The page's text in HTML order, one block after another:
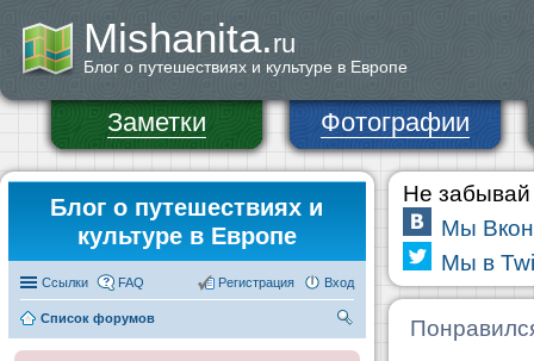
Mishanita.ru
Блог о путешествиях и культуре в Европе
Заметки Фотографии
Блог о путешествиях и
культуре в Европе
Ссылки FAQ Вход
Регистрация
Список форумов
Не забывай
Мы
Мы в